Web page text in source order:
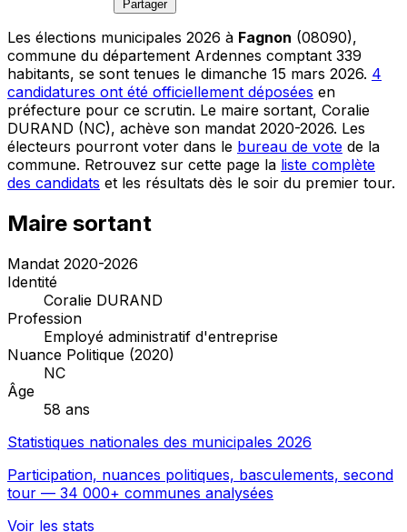
Partager
Les élections municipales 2026 à Fagnon (08090),
commune du département Ardennes comptant 339
habitants, se sont tenues le dimanche 15 mars 2026. 4
candidatures ont été officiellement déposées en
préfecture pour ce scrutin. Le maire sortant, Coralie
DURAND (NC), achève son mandat 2020-2026. Les
électeurs pourront voter dans le bureau de vote de la
commune. Retrouvez sur cette page la liste complète
des candidats et les résultats dès le soir du premier tour.
Maire sortant
Mandat 2020-2026
Identité
Coralie DURAND
Profession
Employé administratif d'entreprise
Nuance Politique (2020)
NC
Âge
58 ans
Statistiques nationales des municipales 2026
Participation, nuances politiques, basculements, second
tour — 34 000+ communes analysées
Voir les stats